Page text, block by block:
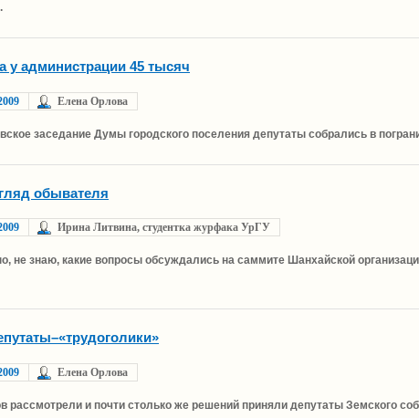
у администрации 45 тысяч
Елена Орлова
заседание Думы городского поселения депутаты собрались в
обывателя
Ирина Литвина, студентка журфака УрГУ
не знаю, какие вопросы обсуждались на саммите Шанхайской
Елена Орлова
рассмотрели и почти столько же решений приняли депутаты Земского